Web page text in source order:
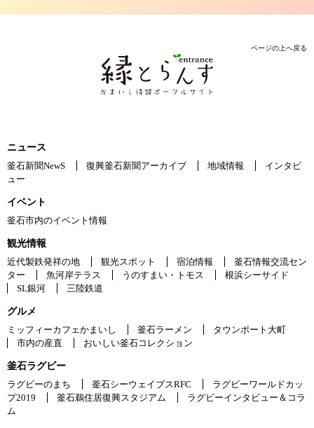
ページの上へ戻る
ニュース
釜石新聞NewS
復興釜石新聞アーカイブ 地域情報
インタビ
ュー
イベント
釜石市内のイベント情報
観光情報
近代製鉄発祥の地
観光スポット 宿泊情報
釜石情報交流セン
ター
魚河岸テラス うのすまい・トモス
根浜シーサイド
SL銀河
三陸鉄道
グルメ
ミッフィーカフェかまいし
釜石ラーメン
タウンポート大町
市内の産直
おいしい釜石コレクション
釜石ラグビー
ラグビーのまち
釜石シーウェイブスRFC
ラグビーワールドカッ
プ2019
釜石鵜住居復興スタジアム
ラグビーインタビュー＆コラ
ム